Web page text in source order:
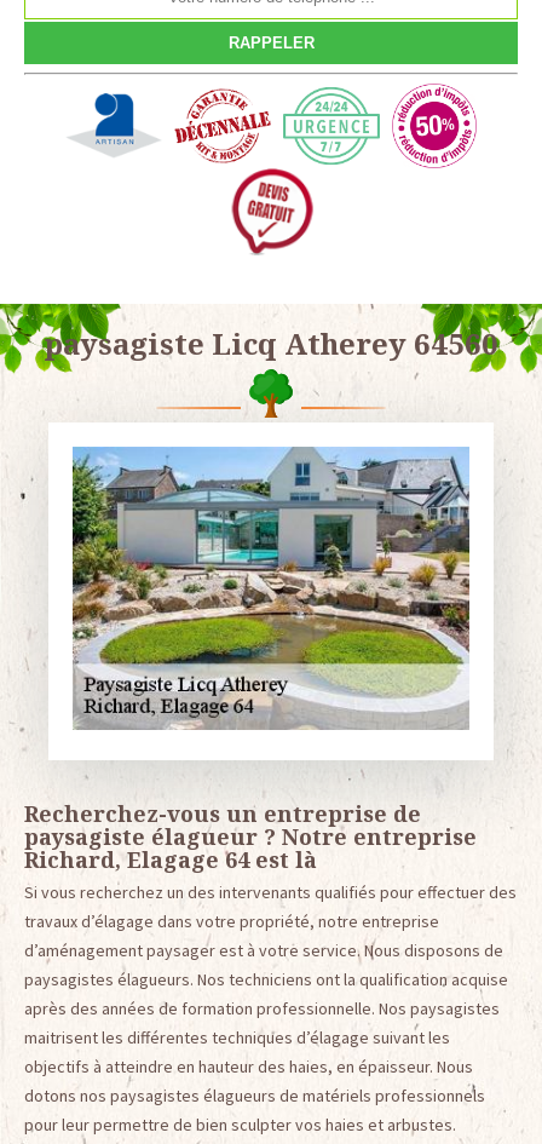
paysagiste Licq Atherey 64560
Recherchez-vous un entreprise de
paysagiste élagueur ? Notre entreprise
Richard, Elagage 64 est là
Si vous recherchez un des intervenants qualifiés pour effectuer des
travaux d’élagage dans votre propriété, notre entreprise
d’aménagement paysager est à votre service. Nous disposons de
paysagistes élagueurs. Nos techniciens ont la qualification acquise
après des années de formation professionnelle. Nos paysagistes
maitrisent les différentes techniques d’élagage suivant les
objectifs à atteindre en hauteur des haies, en épaisseur. Nous
dotons nos paysagistes élagueurs de matériels professionnels
pour leur permettre de bien sculpter vos haies et arbustes.